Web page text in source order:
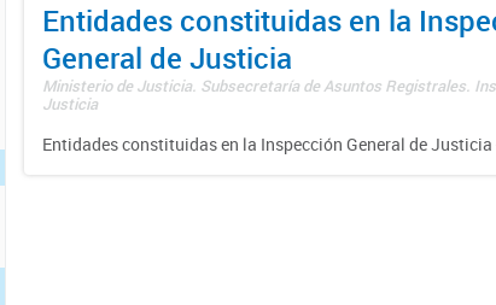
Entidades constituidas en la
General de Justicia
Ministerio de Justicia. Subsecretaría de Asuntos Registrales.
Justicia
Entidades constituidas en la Inspección General de Justicia